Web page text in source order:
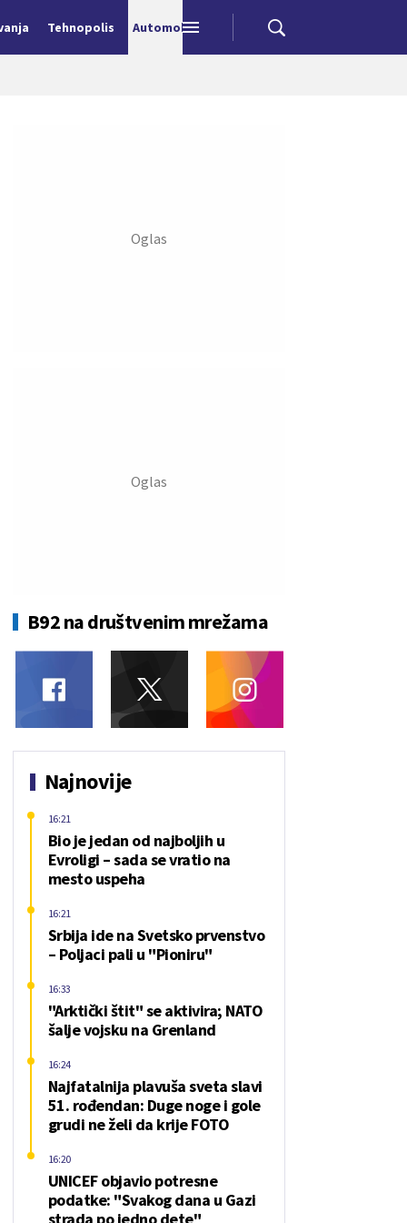
Tehnopolis Automobili
B92 na društvenim mrežama
Najnovije
Bio je jedan od najboljih u
Evroligi – sada se vratio na
mesto uspeha
16:21
Srbija ide na Svetsko prvenstvo
– Poljaci pali u "Pioniru"
16:21
"Arktički štit" se aktivira; NATO
šalje vojsku na Grenland
16:33
Najfatalnija plavuša sveta slavi
51. rođendan: Duge noge i gole
grudi ne želi da krije FOTO
16:24
UNICEF objavio potresne
podatke: "Svakog dana u Gazi
16:20